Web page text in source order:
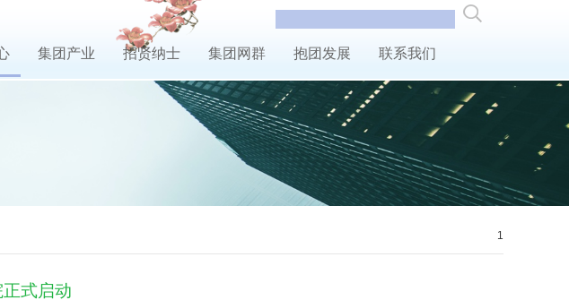
集团产业 招贤纳士 集团网群 抱团发展 联系我们
1
式启动